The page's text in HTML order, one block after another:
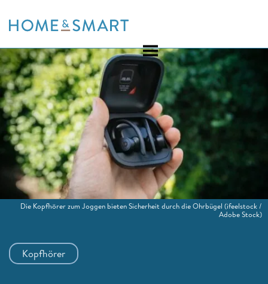
to
Kopfhörer
Die Kopfhörer zum Joggen bieten Sicherheit durch die Ohrbügel (ifeelstock /
Adobe Stock)